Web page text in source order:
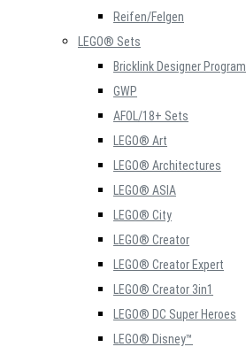
Reifen/Felgen
LEGO® Sets
Bricklink Designer Program
GWP
AFOL/18+ Sets
LEGO® Art
LEGO® Architectures
LEGO® ASIA
LEGO® City
LEGO® Creator
LEGO® Creator Expert
LEGO® Creator 3in1
LEGO® DC Super Heroes
LEGO® Disney™